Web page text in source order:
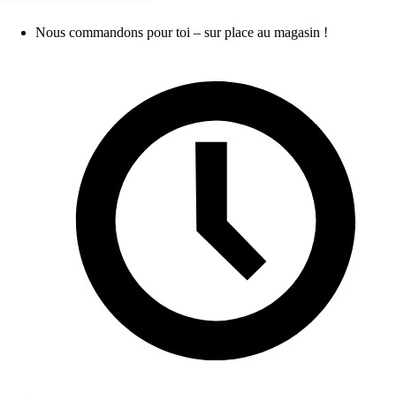
Nous commandons pour toi – sur place au magasin !